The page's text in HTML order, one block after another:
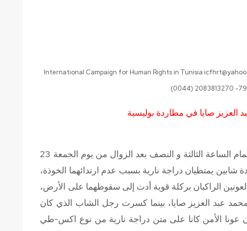
International Campaign for Human Rights in Tunisia
(0044) 2083813270 -
صايا في مطاردة بوليسية
علمت الحملة الدولية لحقوق الانسان انه في تمام الساعة الثالثة و النصف بعد الزوال من يوم الجمعة 23
يمتطيان دراجة نارية بسبب عدم ارتدائهما الخوذة،
الراكبان بركلة قوية أدت إلى سقوطهما على الأرض،
عبد العزيز صايا، بينما كسرت رجل الشاب الذي كان
عونا الأمن كانا على متن دراجة نارية من نوع اكس-طي